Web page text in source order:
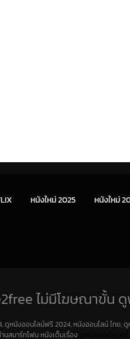
หนังใหม่ 2025 หนังใหม่
ไม่มีโฆษณาขั้น ดู
ดูหนังออนไลน์ฟรี 2024, หนังออนไลน์ ไทย,
นสมาร์ทโฟน หนังเต็มเรื่อง